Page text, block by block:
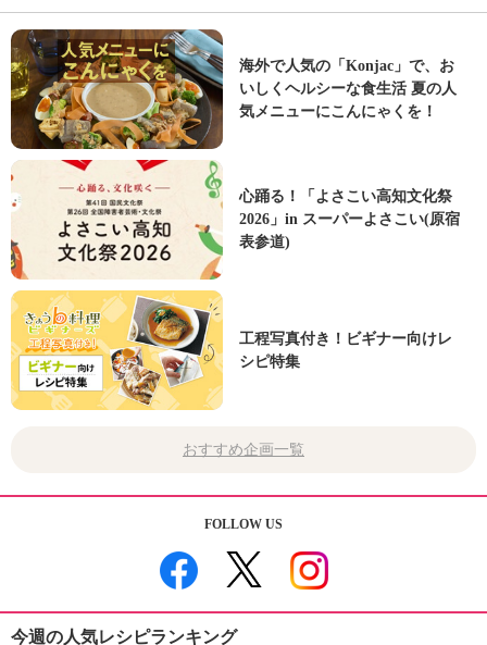
海外で人気の「Konjac」で、お
いしくヘルシーな食生活 夏の人
気メニューにこんにゃくを！
心踊る！「よさこい高知文化祭
2026」in スーパーよさこい(原宿
表参道)
工程写真付き！ビギナー向けレ
シピ特集
おすすめ企画一覧
FOLLOW US
今週の人気レシピランキング